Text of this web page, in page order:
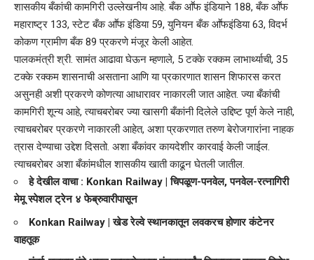
शासकीय बँकांची कामगिरी उल्लेखनीय आहे. बँक आॕफ इंडियाने 188, बँक आॕफ
महाराष्ट्र 133, स्टेट बँक आॕफ इंडिया 59, युनियन बँक आॕफइंडिया 63, विदर्भ
कोकण ग्रामीण बँक 89 प्रकरणे मंजूर केली आहेत.
पालकमंत्री श्री. सामंत आढावा घेऊन म्हणाले, 5 टक्के रक्कम लाभार्थ्याची, 35
टक्के रक्कम शासनाची असताना आणि या प्रकारणात शासन शिफारस करत
असुनही अशी प्रकरणे कोणत्या आधारावर नाकारली जात आहेत. ज्या बँकांची
कामगिरी शून्य आहे, त्याचबरोबर ज्या खासगी बँकांनी दिलेले उद्दिष्ट पूर्ण केले नाही,
त्याचबरोबर प्रकरणे नाकारली आहेत, अशा प्रकरणात तरुण बेरोजगारांना नाहक
त्रास देण्याचा उद्देश दिसतो. अशा बँकांवर कायदेशीर कारवाई केली जाईल.
त्याचबरोबर अशा बँकांमधील शासकीय खाती काढून घेतली जातील.
हे देखील वाचा : Konkan Railway | चिपळूण-पनवेल, पनवेल-रत्नागिरी
मेमू स्पेशल ट्रेन ४ फेब्रुवारीपासून
Konkan Railway | खेड रेल्वे स्थानकातून लवकरच होणार कंटेनर
वाहतूक